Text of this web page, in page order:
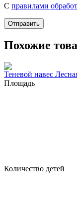
С правилами
Отправить
Похожие
Теневой навес
Площадь
Количество детей